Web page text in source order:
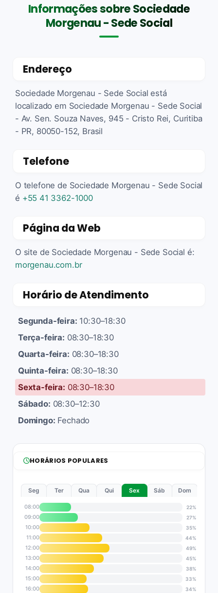
Informações sobre Sociedade
Morgenau - Sede Social
Endereço
Sociedade Morgenau - Sede Social está
localizado em Sociedade Morgenau - Sede Social
- Av. Sen. Souza Naves, 945 - Cristo Rei, Curitiba
- PR, 80050-152, Brasil
Telefone
O telefone de Sociedade Morgenau - Sede Social
é +55 41 3362-1000
Página da Web
O site de Sociedade Morgenau - Sede Social é:
morgenau.com.br
Horário de Atendimento
Segunda-feira: 10:30–18:30
Terça-feira: 08:30–18:30
Quarta-feira: 08:30–18:30
Quinta-feira: 08:30–18:30
Sexta-feira: 08:30–18:30
Sábado: 08:30–12:30
Domingo: Fechado
HORÁRIOS POPULARES
Seg Ter Qua Qui Sex Sáb Dom
08:00 22%
09:00 27%
10:00 35%
11:00 44%
12:00 49%
13:00 45%
14:00 38%
15:00 33%
16:00 34%